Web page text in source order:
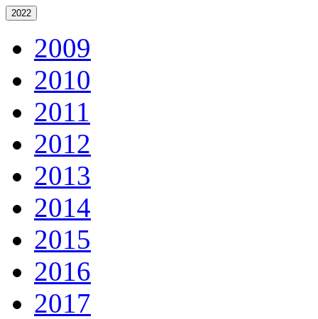
2022
2009
2010
2011
2012
2013
2014
2015
2016
2017